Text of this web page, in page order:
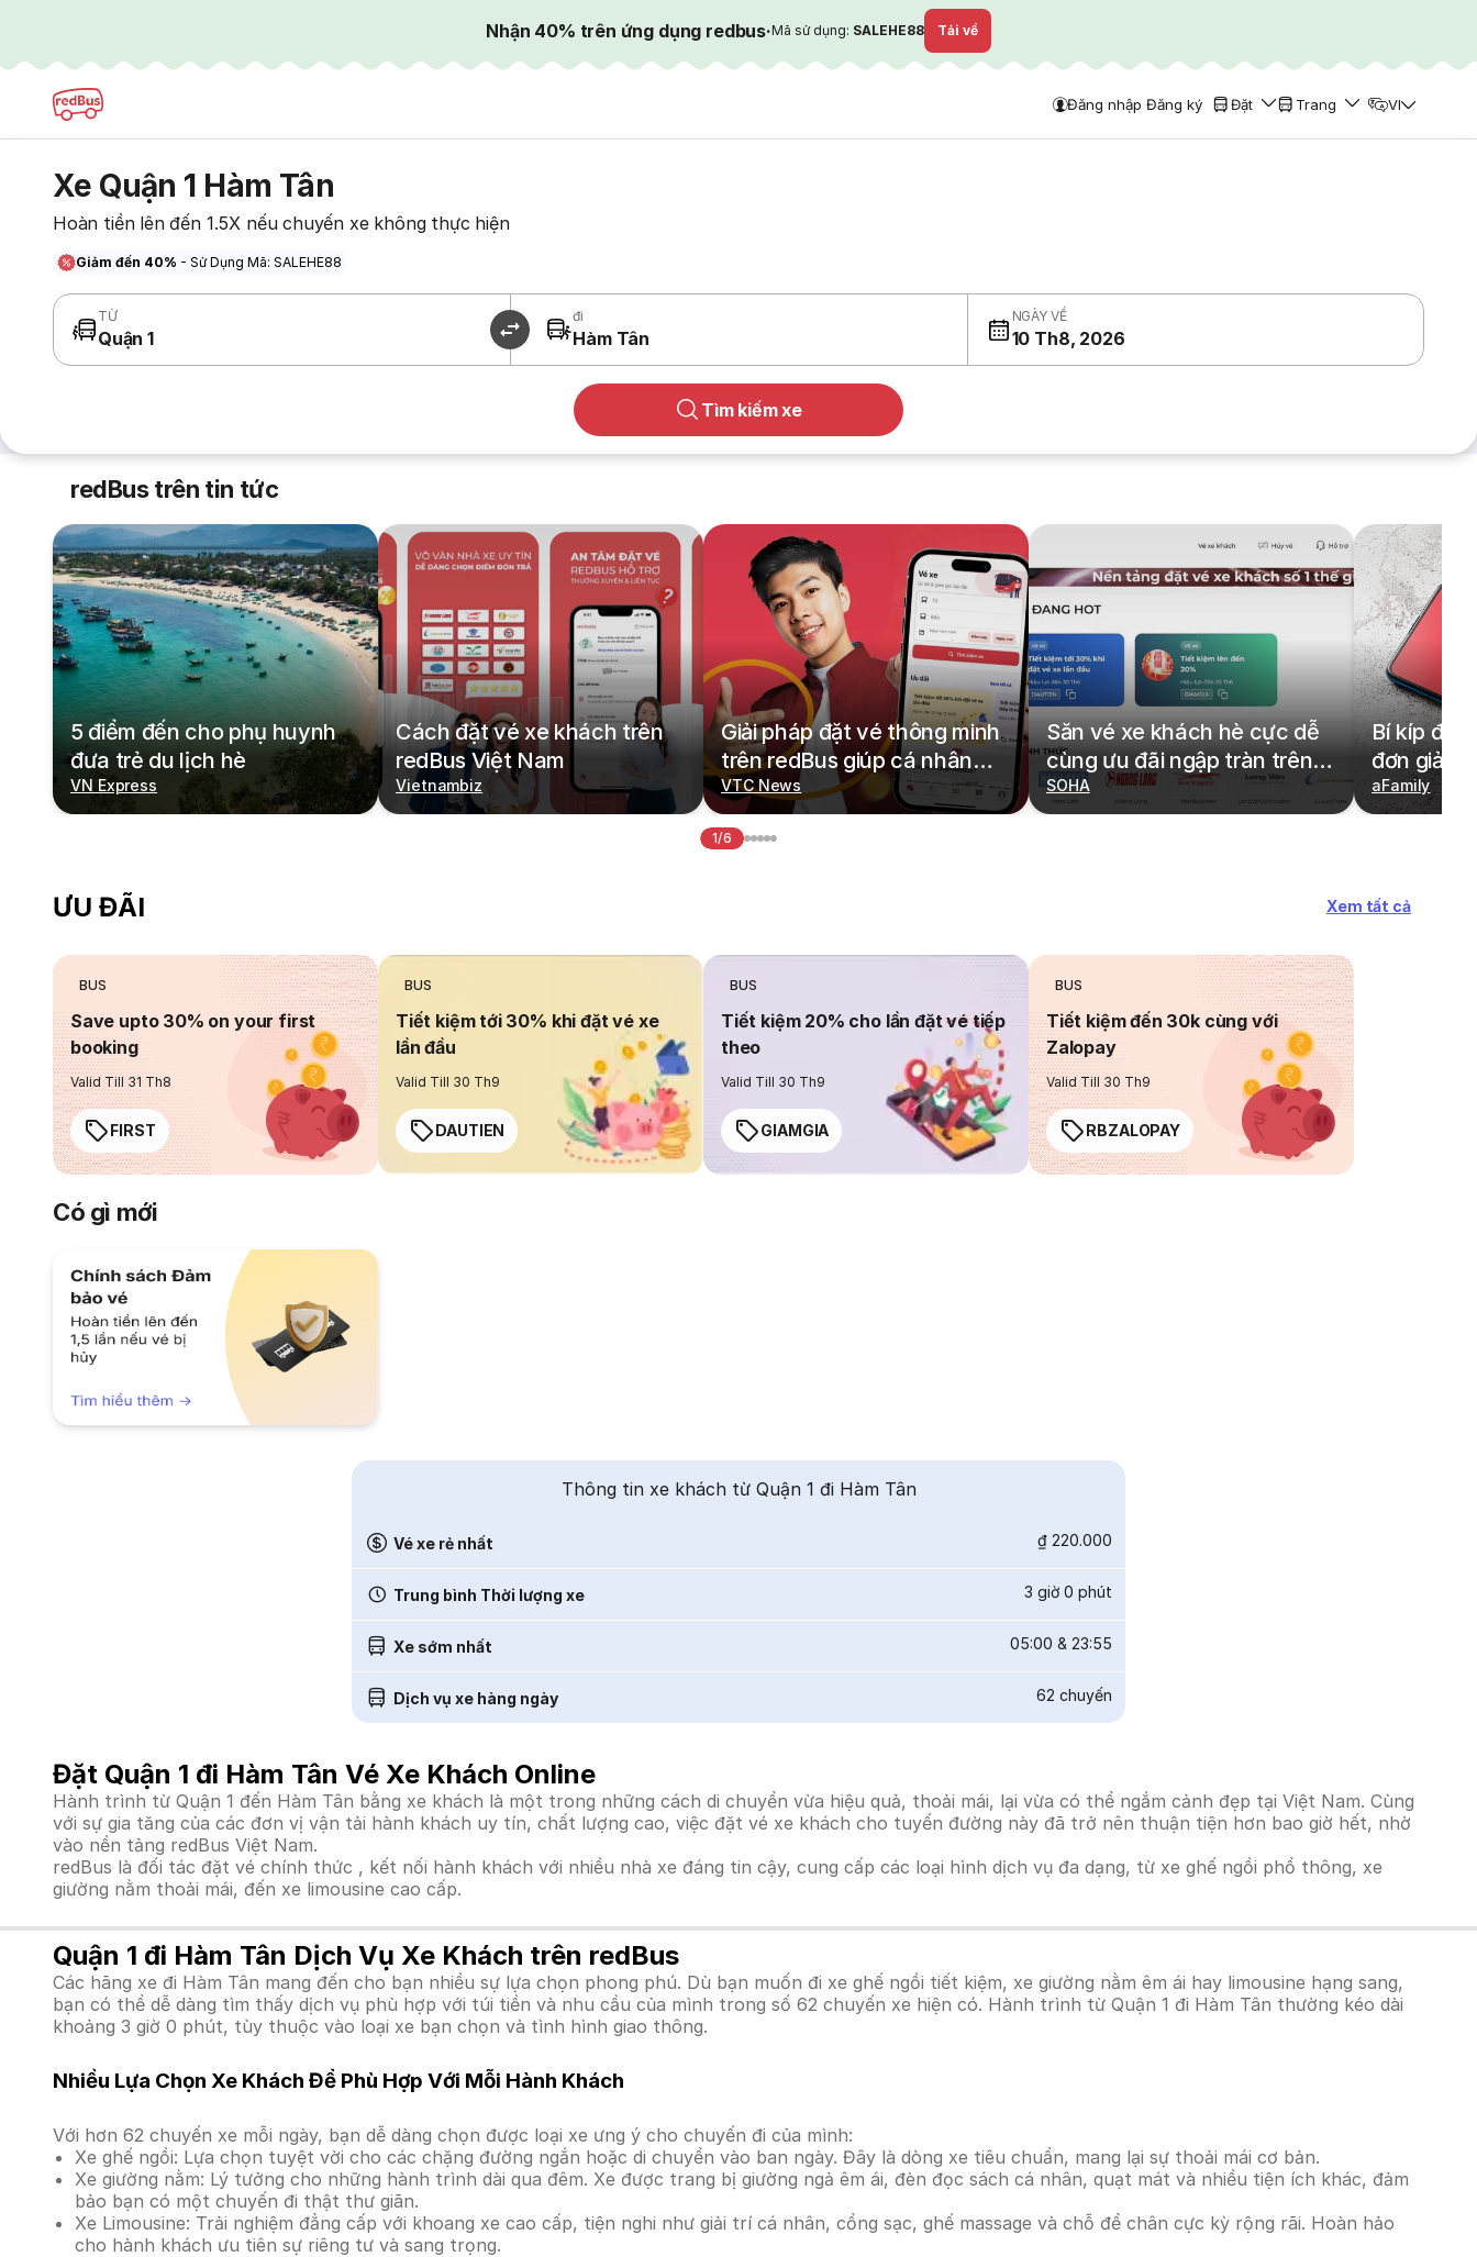
Nhận 40% trên ứng dụng redbus·Mã sử dụng: SALEHE88 Tải về
Đăng nhập Đăng ký Đặt Trang VI
Xe Quận 1 Hàm Tân
Hoàn tiền lên đến 1.5X nếu chuyến xe không thực hiện
Giảm đến 40% - Sử Dụng Mã: SALEHE88
TỪ
Quận 1
đi
Hàm Tân
NGÀY VỀ
10 Th8, 2026
Tìm kiếm xe
redBus trên tin tức
5 điểm đến cho phụ huynh
đưa trẻ du lịch hè
VN Express
Cách đặt vé xe khách trên
redBus Việt Nam
Vietnambiz
Giải pháp đặt vé thông minh
trên redBus giúp cá nhân
hoá hành trình di chuyển
VTC News
Săn vé xe khách hè cực dễ
cùng ưu đãi ngập tràn trên
redBus
SOHA
Bí kíp đặt
đơn giản,
cả gia
aFamily
1/6
ƯU ĐÃI Xem tất cả
BUS
Save upto 30% on your first
booking
Valid Till 31 Th8
FIRST
BUS
Tiết kiệm tới 30% khi đặt vé xe
lần đầu
Valid Till 30 Th9
DAUTIEN
BUS
Tiết kiệm 20% cho lần đặt vé tiếp
theo
Valid Till 30 Th9
GIAMGIA
BUS
Tiết kiệm đến 30k cùng với
Zalopay
Valid Till 30 Th9
RBZALOPAY
Có gì mới
Thông tin xe khách từ Quận 1 đi Hàm Tân
Vé xe rẻ nhất ₫ 220.000
Trung bình Thời lượng xe 3 giờ 0 phút
Xe sớm nhất 05:00 & 23:55
Dịch vụ xe hàng ngày 62 chuyến
Đặt Quận 1 đi Hàm Tân Vé Xe Khách Online
Hành trình từ Quận 1 đến Hàm Tân bằng xe khách là một trong những cách di chuyển vừa hiệu quả, thoải mái, lại vừa có thể ngắm cảnh đẹp tại Việt Nam. Cùng
với sự gia tăng của các đơn vị vận tải hành khách uy tín, chất lượng cao, việc đặt vé xe khách cho tuyến đường này đã trở nên thuận tiện hơn bao giờ hết, nhờ
vào nền tảng redBus Việt Nam.
redBus là đối tác đặt vé chính thức , kết nối hành khách với nhiều nhà xe đáng tin cậy, cung cấp các loại hình dịch vụ đa dạng, từ xe ghế ngồi phổ thông, xe
giường nằm thoải mái, đến xe limousine cao cấp.
Quận 1 đi Hàm Tân Dịch Vụ Xe Khách trên redBus
Các hãng xe đi Hàm Tân mang đến cho bạn nhiều sự lựa chọn phong phú. Dù bạn muốn đi xe ghế ngồi tiết kiệm, xe giường nằm êm ái hay limousine hạng sang,
bạn có thể dễ dàng tìm thấy dịch vụ phù hợp với túi tiền và nhu cầu của mình trong số 62 chuyến xe hiện có. Hành trình từ Quận 1 đi Hàm Tân thường kéo dài
khoảng 3 giờ 0 phút, tùy thuộc vào loại xe bạn chọn và tình hình giao thông.
Nhiều Lựa Chọn Xe Khách Để Phù Hợp Với Mỗi Hành Khách
Với hơn 62 chuyến xe mỗi ngày, bạn dễ dàng chọn được loại xe ưng ý cho chuyến đi của mình:
Xe ghế ngồi: Lựa chọn tuyệt vời cho các chặng đường ngắn hoặc di chuyển vào ban ngày. Đây là dòng xe tiêu chuẩn, mang lại sự thoải mái cơ bản.
Xe giường nằm: Lý tưởng cho những hành trình dài qua đêm. Xe được trang bị giường ngả êm ái, đèn đọc sách cá nhân, quạt mát và nhiều tiện ích khác, đảm
bảo bạn có một chuyến đi thật thư giãn.
Xe Limousine: Trải nghiệm đẳng cấp với khoang xe cao cấp, tiện nghi như giải trí cá nhân, cổng sạc, ghế massage và chỗ để chân cực kỳ rộng rãi. Hoàn hảo
cho hành khách ưu tiên sự riêng tư và sang trọng.